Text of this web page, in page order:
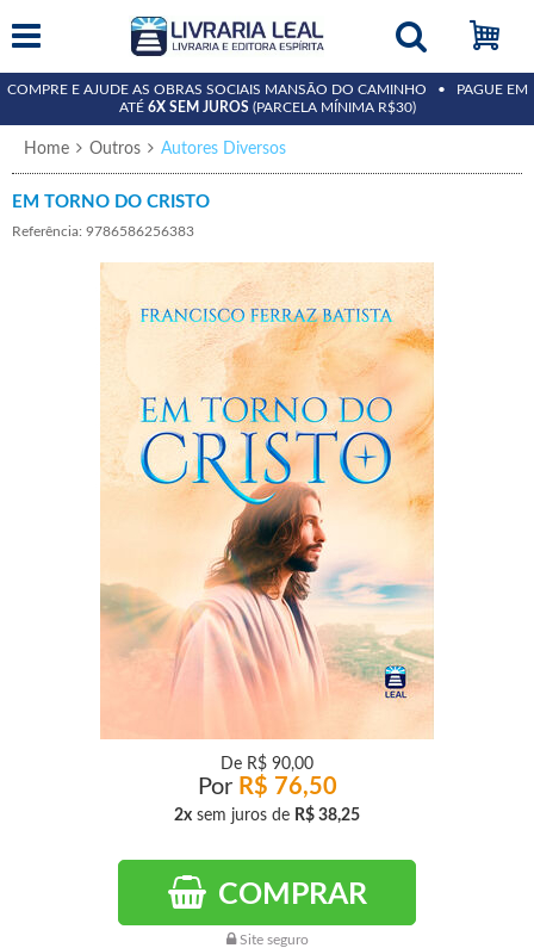
COMPRE E AJUDE AS OBRAS SOCIAIS MANSÃO DO CAMINHO • PAGUE EM
ATÉ 6X SEM JUROS (PARCELA MÍNIMA R$30)
Home Outros Autores Diversos
EM TORNO DO CRISTO
Referência: 9786586256383
De R$ 90,00
Por R$ 76,50
2x sem juros de R$ 38,25
COMPRAR
Site seguro